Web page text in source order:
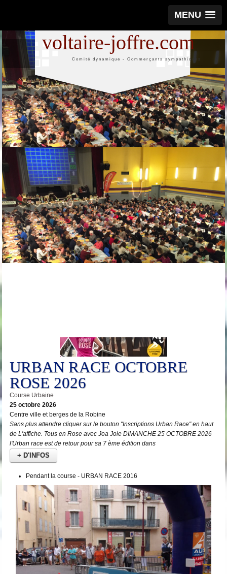
MENU
voltaire-joffre.com
Comité dynamique - Commerçants sympathiques
URBAN RACE OCTOBRE
ROSE 2026
Course Urbaine
25 octobre 2026
Centre ville et berges de la Robine
Sans plus attendre cliquer sur le bouton "Inscriptions Urban Race" en haut
de L'affiche. Tous en Rose avec Joa Joie DIMANCHE 25 OCTOBRE 2026
l'Urban race est de retour pour sa 7 ème édition dans
+ D'INFOS
Pendant la course - URBAN RACE 2016